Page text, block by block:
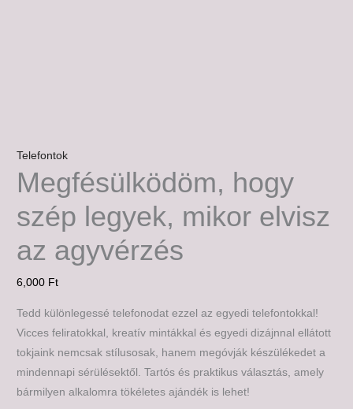
Telefontok
Megfésülködöm, hogy
szép legyek, mikor elvisz
az agyvérzés
6,000 Ft
Tedd különlegessé telefonodat ezzel az egyedi telefontokkal!
Vicces feliratokkal, kreatív mintákkal és egyedi dizájnnal ellátott
tokjaink nemcsak stílusosak, hanem megóvják készülékedet a
mindennapi sérülésektől. Tartós és praktikus választás, amely
bármilyen alkalomra tökéletes ajándék is lehet!